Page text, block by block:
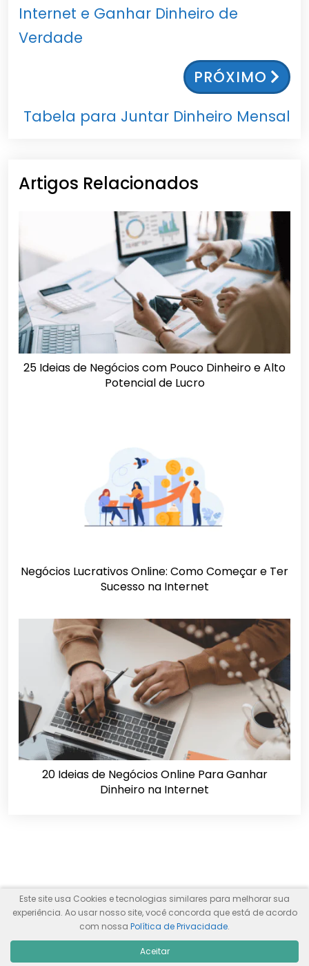
Internet e Ganhar Dinheiro de
Verdade
PRÓXIMO
Tabela para Juntar Dinheiro Mensal
Artigos Relacionados
25 Ideias de Negócios com Pouco Dinheiro e Alto
Potencial de Lucro
Negócios Lucrativos Online: Como Começar e Ter
Sucesso na Internet
20 Ideias de Negócios Online Para Ganhar
Dinheiro na Internet
Este site usa Cookies e tecnologias similares para melhorar sua
experiência. Ao usar nosso site, você concorda que está de acordo
com nossa Política de Privacidade.
Aceitar